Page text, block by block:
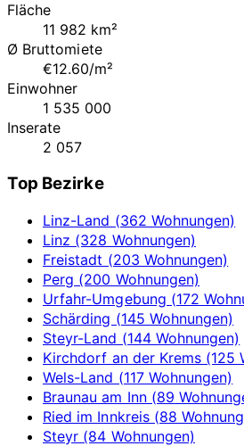
Fläche
11 982 km²
Ø Bruttomiete
€12.60/m²
Einwohner
1 535 000
Inserate
2 057
Top Bezirke
Linz-Land (362 Wohnungen)
Linz (328 Wohnungen)
Freistadt (203 Wohnungen)
Perg (200 Wohnungen)
Urfahr-Umgebung (172
Schärding (145 Wohnungen)
Steyr-Land (144 Wohnungen)
Kirchdorf an der Krems (125
Wels-Land (117 Wohnungen)
Braunau am Inn (89
Ried im Innkreis (88
Steyr (84 Wohnungen)